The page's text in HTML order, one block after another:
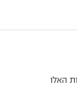
האם ה2 קלוריות האלו